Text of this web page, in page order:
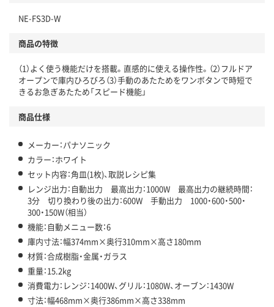
NE-FS3D-W
商品の特徴
（1）よく使う機能だけを搭載。直感的に使える操作性。（2）フルドア
オープンで庫内ひろびろ（3）手動のあたためをワンボタンで時短で
きるお急ぎあたため「スピード機能」
商品仕様
メーカー：パナソニック
カラー：ホワイト
セット内容：角皿(1枚)、取説レシピ集
レンジ出力：自動出力 最高出力：1000W 最高出力の継続時間：
3分 切り換わり後の出力：600W 手動出力 1000・600・500・
300・150W（相当）
機能：自動メニュー数：6
庫内寸法：幅374mm×奥行310mm×高さ180mm
材質：合成樹脂・金属・ガラス
重量：15.2kg
消費電力：レンジ：1400W、グリル：1080W、オーブン：1430W
寸法：幅468mm×奥行386mm×高さ338mm